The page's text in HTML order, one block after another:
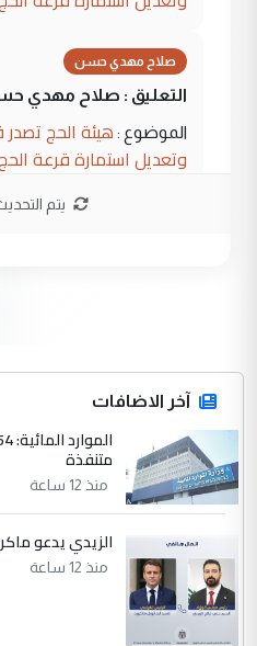
صلاح مهدي حسن
التعليق : صلاح مهدي
الموضوع : هيئة الحج
وتعديل استمارة قرعة
المشترك لا تستهدف أية
الدول الشقيقة
يوسف غزوان عصمت
التعليق : بكالوريوس
زوجتي أيضا
إكمال دراستي داخل ...
الموضوع :
السعودية
جامعاتها سنويا
يتم
آخر الاضافات
متنفذة
منذ 12 ساعة
الزيدي يدعو
منذ 12 ساعة